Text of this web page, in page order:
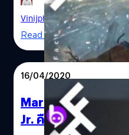
และหลังจาก…
โรงหนังในสหรัฐฯ ปิดมาเป็
ยักษ์หรือหนังประจำช่วงซัม
ได้เข้าฉายกันเมื่อไร รายงา
การรายงานเกี่ยวกับรายไ
มาเรื่อย ๆ มีรายงานจากสื่อ
หรือกำไรเพียว ๆ ที่นำรา
ค่าใช้จ่ายในการตลาดเพื่อ
กับโรงหนังแล้ว ผลปรากฏว่
สถิติกวาดรายรับรวมทั่วโล
Vinijphat Kanyapong| 2295
Read More
16/04/2020
Mark Ruffalo เพิ่ง
Jr. คือผู้ผลักดันให้เข